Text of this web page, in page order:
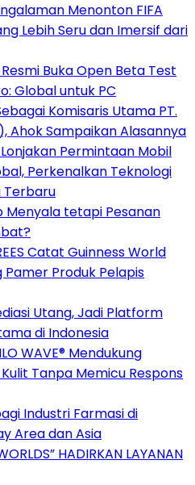
Menonton FIFA
Lebih Seru dan Imersif dari
Buka Open Beta Test
Global untuk PC
Komisaris Utama PT.
Ahok Sampaikan Alasannya
Permintaan Mobil
Perkenalkan Teknologi
Terbaru
Menyala tetapi Pesanan
Catat Guinness World
Pamer Produk Pelapis
Utang, Jadi Platform
di Indonesia
WAVE® Mendukung
Tanpa Memicu Respons
Industri Farmasi di
Area dan Asia
HADIRKAN LAYANAN